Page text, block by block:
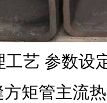
艺 参数设
管主流热